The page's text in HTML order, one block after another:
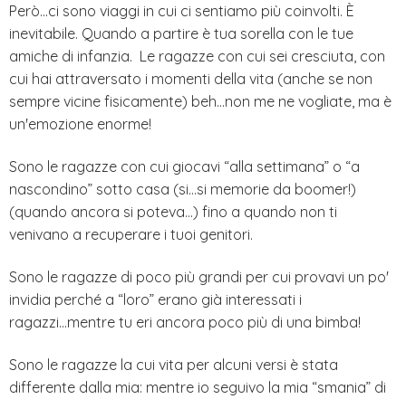
Però…ci sono viaggi in cui ci sentiamo più coinvolti. È
inevitabile. Quando a partire è tua sorella con le tue
amiche di infanzia. Le ragazze con cui sei cresciuta, con
cui hai attraversato i momenti della vita (anche se non
sempre vicine fisicamente) beh...non me ne vogliate, ma è
un'emozione enorme!
Sono le ragazze con cui giocavi “alla settimana” o “a
nascondino” sotto casa (si…si memorie da boomer!)
(quando ancora si poteva…) fino a quando non ti
venivano a recuperare i tuoi genitori.
Sono le ragazze di poco più grandi per cui provavi un po'
invidia perché a “loro” erano già interessati i
ragazzi...mentre tu eri ancora poco più di una bimba!
Sono le ragazze la cui vita per alcuni versi è stata
differente dalla mia: mentre io seguivo la mia “smania” di